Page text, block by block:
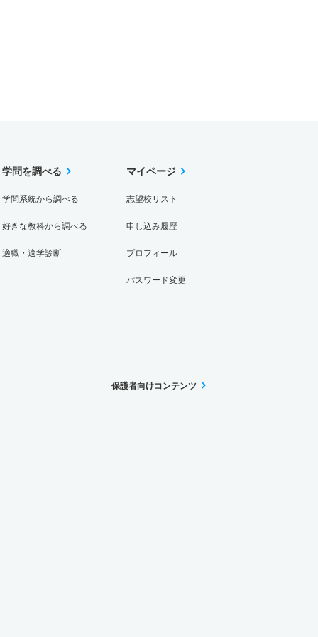
学問を調べる
学問系統から調べる
好きな教科から調べる
適職・適学診断
マイページ
志望校リスト
申し込み履歴
プロフィール
パスワード変更
保護者向けコンテンツ